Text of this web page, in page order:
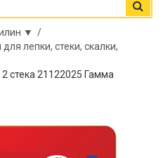
▼ /
лепки, стеки, скалки,
стека 21122025 Гамма